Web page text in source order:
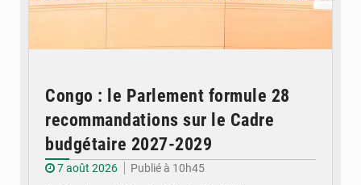
Congo : le Parlement formule 28
recommandations sur le Cadre
budgétaire 2027-2029
7 août 2026
Publié à 10h45